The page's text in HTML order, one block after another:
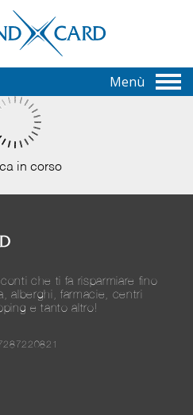
Menù
in corso
che ti fa risparmiare fino
alberghi, farmacie, centri
e tanto altro!